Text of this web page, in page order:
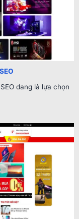
đang là lựa chọn